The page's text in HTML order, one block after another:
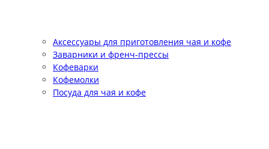
Аксессуары для приготовления чая и кофе
Заварники и френч-прессы
Кофеварки
Кофемолки
Посуда для чая и кофе